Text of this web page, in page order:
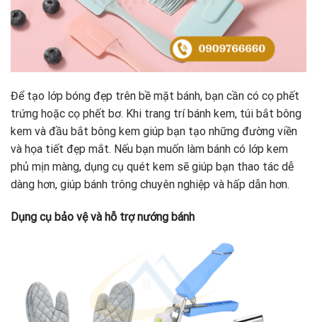
Để tạo lớp bóng đẹp trên bề mặt bánh, bạn cần có cọ phết
trứng hoặc cọ phết bơ. Khi trang trí bánh kem, túi bắt bông
kem và đầu bắt bông kem giúp bạn tạo những đường viền
và họa tiết đẹp mắt. Nếu bạn muốn làm bánh có lớp kem
phủ mịn màng, dụng cụ quét kem sẽ giúp bạn thao tác dễ
dàng hơn, giúp bánh trông chuyên nghiệp và hấp dẫn hơn.
Dụng cụ bảo vệ và hỗ trợ nướng bánh